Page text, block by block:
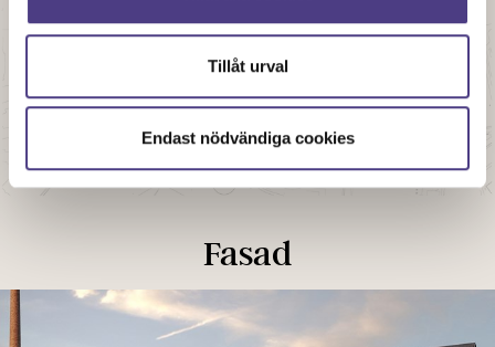
Tillåt urval
Endast nödvändiga cookies
Fasad